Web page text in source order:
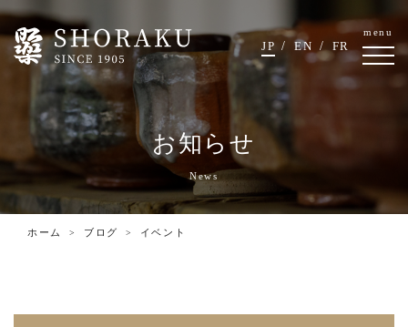
menu
JP EN FR
お知らせ
News
ホーム ブログ イベント